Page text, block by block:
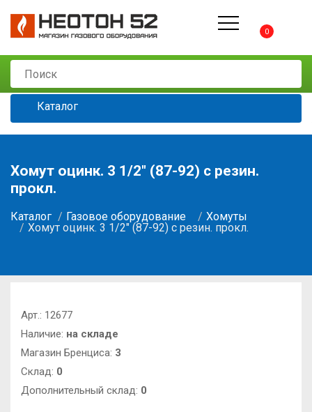
0
Каталог
Хомут оцинк. 3 1/2" (87-92) с резин.
прокл.
Каталог Газовое оборудование
Хомуты
Хомут оцинк. 3 1/2" (87-92) с резин. прокл.
Арт.: 12677
Наличие: на складе
Магазин Бренциса: 3
Cклад: 0
Дополнительный склад: 0